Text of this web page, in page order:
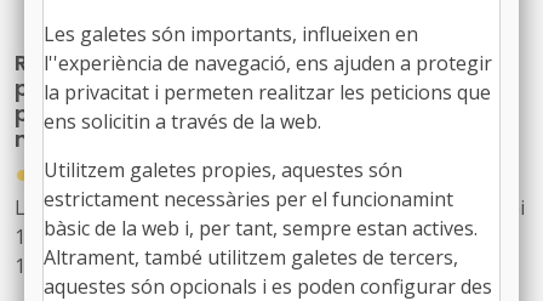
Reforma del comerç català: nova llei per
protegir el comerç de proximitat, regular les
promocions i revitalitzar el comerç als
municipis rurals
●
31/12/2025
Llei 12/2025, de 29 de desembre, de modificació de la Llei
18/2017, de comerç, serveis i fires, i del Decret llei
1/2009, d'ordenació dels equipaments comercials
Les galetes són importants, influeixen en
l''experiència de navegació, ens ajuden a protegir
la privacitat i permeten realitzar les peticions que
ens solicitin a través de la web.
Utilitzem galetes propies, aquestes són
estrictament necessàries per el funcionamint
bàsic de la web i, per tant, sempre estan actives.
Altrament, també utilitzem galetes de tercers,
aquestes són opcionals i es poden configurar des